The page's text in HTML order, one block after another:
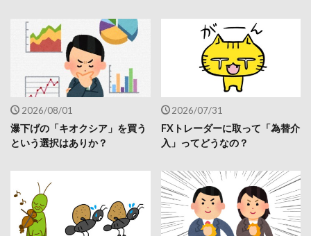
2026/08/01
瀑下げの「キオクシア」を買う
という選択はありか？
2026/07/31
FXトレーダーに取って「為替介
入」ってどうなの？